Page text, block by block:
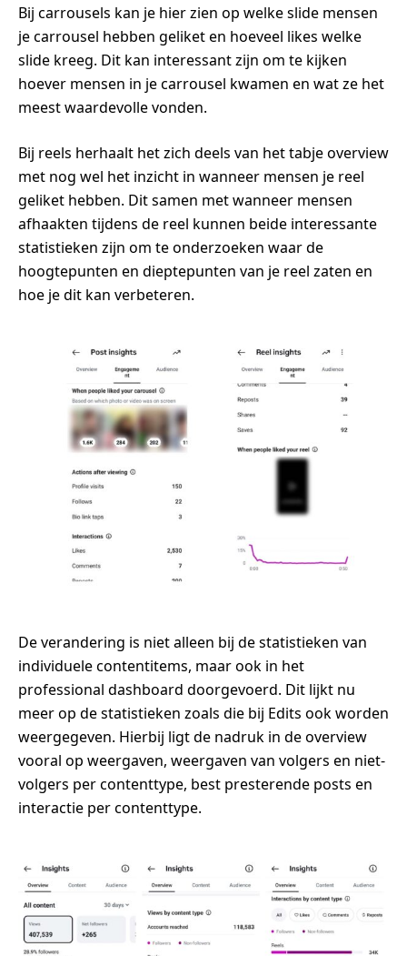
Bij carrousels kan je hier zien op welke slide mensen
je carrousel hebben geliket en hoeveel likes welke
slide kreeg. Dit kan interessant zijn om te kijken
hoever mensen in je carrousel kwamen en wat ze het
meest waardevolle vonden.
Bij reels herhaalt het zich deels van het tabje overview
met nog wel het inzicht in wanneer mensen je reel
geliket hebben. Dit samen met wanneer mensen
afhaakten tijdens de reel kunnen beide interessante
statistieken zijn om te onderzoeken waar de
hoogtepunten en dieptepunten van je reel zaten en
hoe je dit kan verbeteren.
De verandering is niet alleen bij de statistieken van
individuele contentitems, maar ook in het
professional dashboard doorgevoerd. Dit lijkt nu
meer op de statistieken zoals die bij Edits ook worden
weergegeven. Hierbij ligt de nadruk in de overview
vooral op weergaven, weergaven van volgers en niet-
volgers per contenttype, best presterende posts en
interactie per contenttype.